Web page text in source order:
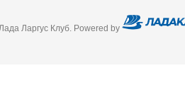
Ларгус Клуб. Powered by